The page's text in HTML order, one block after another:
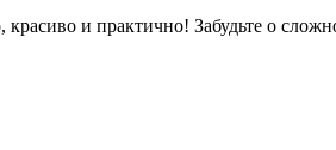
и практично! Забудьте о